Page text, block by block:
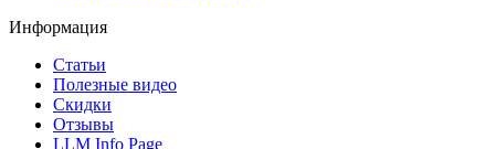
Информация
Статьи
Полезные видео
Скидки
Отзывы
LLM Info Page